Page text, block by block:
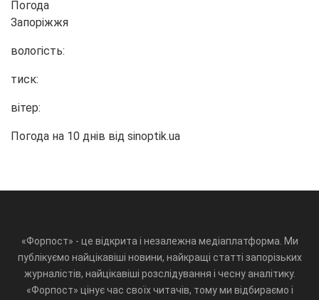
Погода
Запоріжжя
вологість:
тиск:
вітер:
Погода на 10 днів від sinoptik.ua
«Форпост» - це відкрита і незалежна медіаплатформа. Ми
публікуємо найцікавіші новини, найкращі статті запорізьких
журналістів, найцікавіші розслідування і чесну аналітику.
«Форпост» цінує час своїх читачів, тому ми відбираємо і